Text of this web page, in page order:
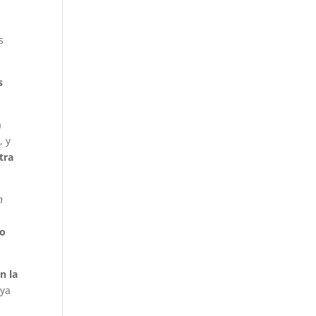
y
la